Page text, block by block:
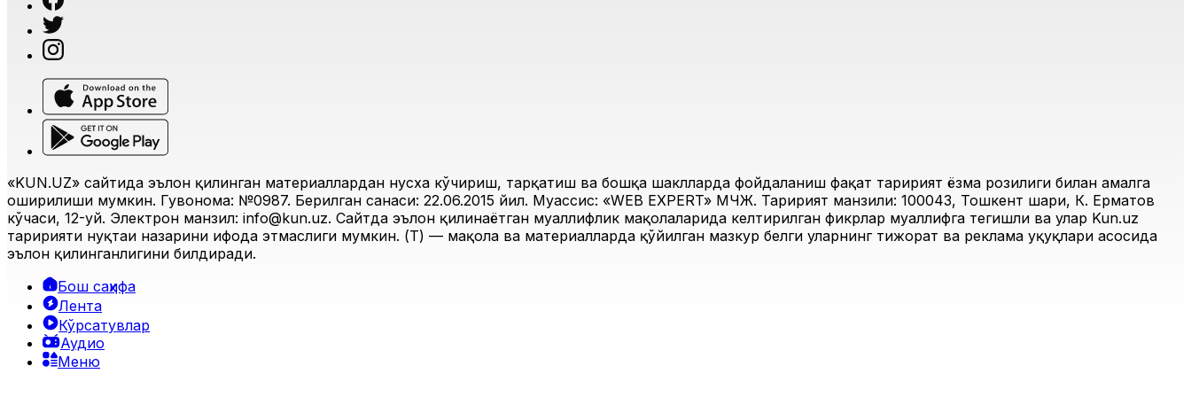
«KUN.UZ» сайтида эълон қилинган материаллардан нусха кўчириш, тарқатиш ва бошқа шаклларда фойдаланиш фақат таҳририят ёзма розилиги билан амалга
оширилиши мумкин. Гувоҳнома: №0987. Берилган санаси: 22.06.2015 йил. Муассис: «WEB EXPERT» МЧЖ. Таҳририят манзили: 100043, Тошкент шаҳри, К. Ерматов
кўчаси, 12-уй. Электрон манзил: info@kun.uz. Сайтда эълон қилинаётган муаллифлик мақолаларида келтирилган фикрлар муаллифга тегишли ва улар Kun.uz
таҳририяти нуқтаи назарини ифода этмаслиги мумкин. (Т) — мақола ва материалларда қўйилган мазкур белги уларнинг тижорат ва реклама ҳуқуқлари асосида
эълон қилинганлигини билдиради.
Бош саҳифа
Лента
Кўрсатувлар
Аудио
Меню